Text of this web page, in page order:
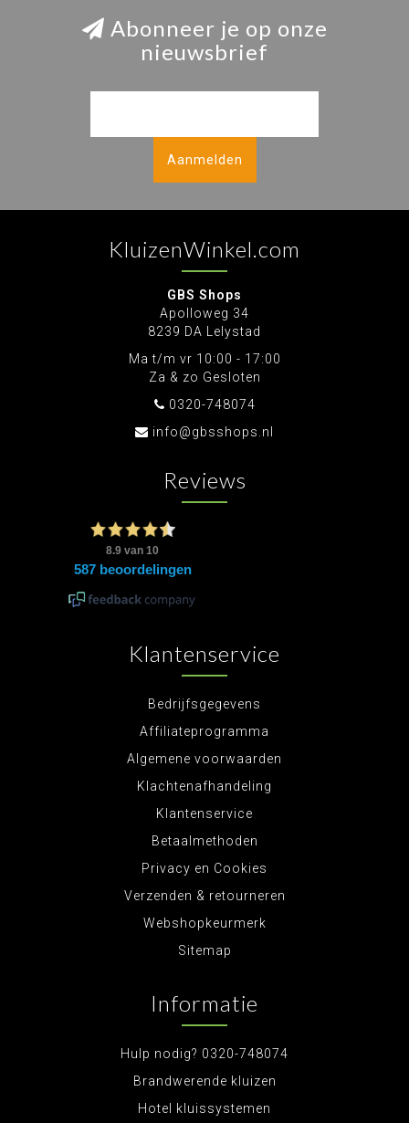
Abonneer je op onze
nieuwsbrief
Aanmelden
KluizenWinkel.com
GBS Shops
Apolloweg 34
8239 DA Lelystad
Ma t/m vr 10:00 - 17:00
Za & zo Gesloten
0320-748074
info@gbsshops.nl
Reviews
Klantenservice
Bedrijfsgegevens
Affiliateprogramma
Algemene voorwaarden
Klachtenafhandeling
Klantenservice
Betaalmethoden
Privacy en Cookies
Verzenden & retourneren
Webshopkeurmerk
Sitemap
Informatie
Hulp nodig? 0320-748074
Brandwerende kluizen
Hotel kluissystemen